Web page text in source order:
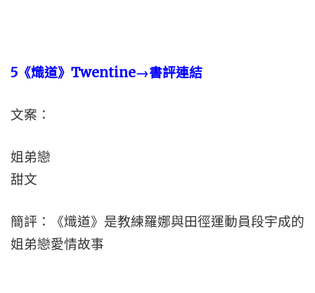
5 《熾道》 Twentine→書評連結
文案：
姐弟戀
甜文
簡評：《熾道》是教練羅娜與田徑運動員段宇成的
姐弟戀愛情故事